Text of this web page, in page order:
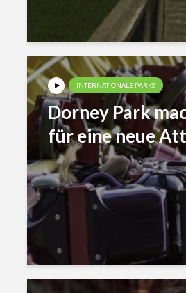
INTERNATIONALE PARKS
Dorney Park
für eine neue